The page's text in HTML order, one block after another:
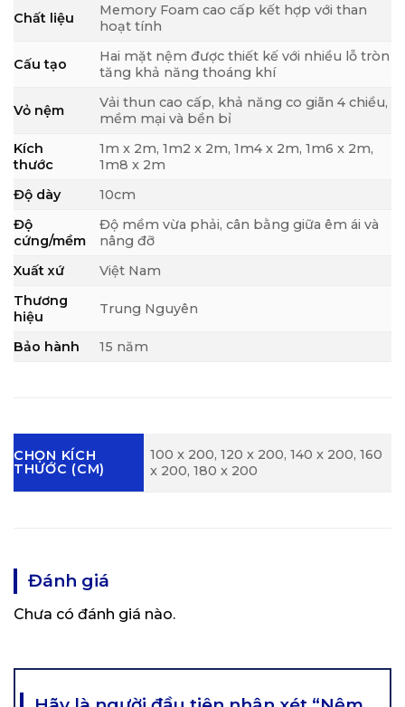
Chất liệu
Memory Foam cao cấp kết hợp với than
hoạt tính
Cấu tạo
Hai mặt nệm được thiết kế với nhiều lỗ tròn
tăng khả năng thoáng khí
Vỏ nệm
Vải thun cao cấp, khả năng co giãn 4 chiều,
mềm mại và bền bỉ
Kích
thước
1m x 2m, 1m2 x 2m, 1m4 x 2m, 1m6 x 2m,
1m8 x 2m
Độ dày
10cm
Độ
cứng/mềm
Độ mềm vừa phải, cân bằng giữa êm ái và
nâng đỡ
Xuất xứ
Việt Nam
Thương
hiệu
Trung Nguyên
Bảo hành 15 năm
CHỌN KÍCH
THƯỚC (CM)
100 x 200, 120 x 200, 140 x 200, 160
x 200, 180 x 200
Đánh giá
Chưa có đánh giá nào.